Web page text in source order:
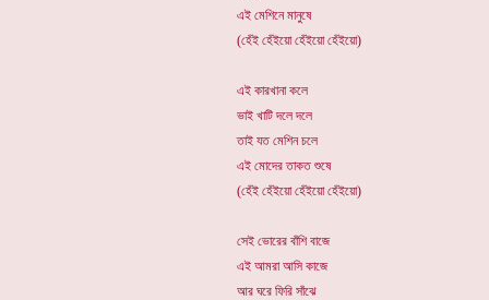
এই মেশিনে মানুষে
(হেঁই হেঁইয়ো হেঁইয়ো হেঁইয়ো)
এই কারখানা কলে
ভাই খাটি দলে দলে
তাই যত মেশিন চলে
এই মোদের তাকত শুষে
(হেঁই হেঁইয়ো হেঁইয়ো হেঁইয়ো)
সেই ভোরের বাঁশি বাজে
এই আমরা আসি কাজে
আর ঘরে ফিরি সাঁঝে